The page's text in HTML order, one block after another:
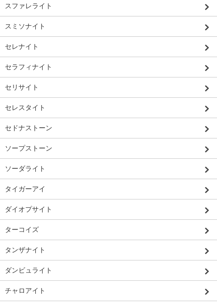
スファレライト
スミソナイト
セレナイト
セラフィナイト
セリサイト
セレスタイト
セドナストーン
ソープストーン
ソーダライト
タイガーアイ
ダイオプサイト
ターコイズ
タンザナイト
ダンビュライト
チャロアイト